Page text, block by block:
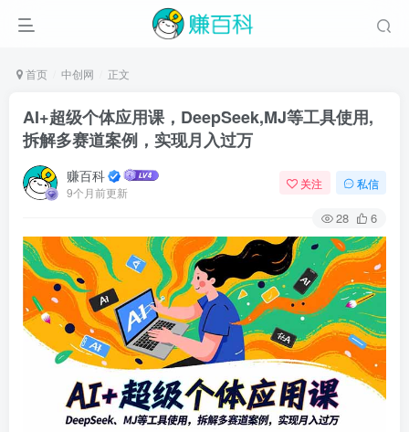
首页 中创网 正文
AI+超级个体应用课，DeepSeek,MJ等工具使用,
拆解多赛道案例，实现月入过万
赚百科
9个月前更新
关注 私信
28 6